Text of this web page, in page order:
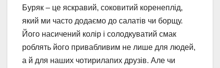
Буряк – це яскравий, соковитий коренеплід,
який ми часто додаємо до салатів чи борщу.
Його насичений колір і солодкуватий смак
роблять його привабливим не лише для людей,
а й для наших чотирилапих друзів. Але чи